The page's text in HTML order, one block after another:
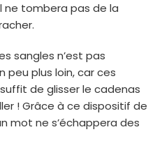
ne tombera pas de la
sangles n’est pas
peu plus loin, car ces
de glisser le cadenas
! Grâce à ce dispositif de
mot ne s’échappera des